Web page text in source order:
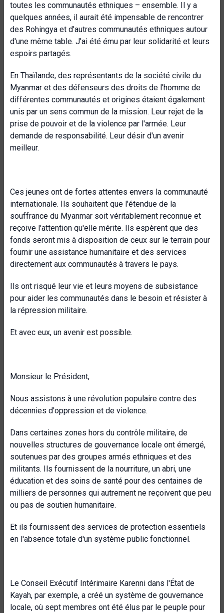
toutes les communautés ethniques – ensemble. Il y a
quelques années, il aurait été impensable de rencontrer
des Rohingya et d'autres communautés ethniques autour
d'une même table. J'ai été ému par leur solidarité et leurs
espoirs partagés.
En Thaïlande, des représentants de la société civile du
Myanmar et des défenseurs des droits de l'homme de
différentes communautés et origines étaient également
unis par un sens commun de la mission. Leur rejet de la
prise de pouvoir et de la violence par l'armée. Leur
demande de responsabilité. Leur désir d'un avenir
meilleur.
Ces jeunes ont de fortes attentes envers la communauté
internationale. Ils souhaitent que l'étendue de la
souffrance du Myanmar soit véritablement reconnue et
reçoive l'attention qu'elle mérite. Ils espèrent que des
fonds seront mis à disposition de ceux sur le terrain pour
fournir une assistance humanitaire et des services
directement aux communautés à travers le pays.
Ils ont risqué leur vie et leurs moyens de subsistance
pour aider les communautés dans le besoin et résister à
la répression militaire.
Et avec eux, un avenir est possible.
Monsieur le Président,
Nous assistons à une révolution populaire contre des
décennies d'oppression et de violence.
Dans certaines zones hors du contrôle militaire, de
nouvelles structures de gouvernance locale ont émergé,
soutenues par des groupes armés ethniques et des
militants. Ils fournissent de la nourriture, un abri, une
éducation et des soins de santé pour des centaines de
milliers de personnes qui autrement ne reçoivent que peu
ou pas de soutien humanitaire.
Et ils fournissent des services de protection essentiels
en l'absence totale d'un système public fonctionnel.
Le Conseil Exécutif Intérimaire Karenni dans l'État de
Kayah, par exemple, a créé un système de gouvernance
locale, où sept membres ont été élus par le peuple pour